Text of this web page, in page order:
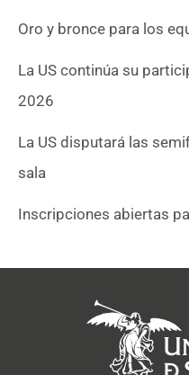
Oro y bronce para los
La US continúa su
2026
La US disputará las
sala
Inscripciones abiertas